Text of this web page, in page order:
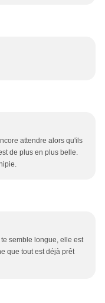
attendre alors qu'ils
de plus en plus belle.
semble longue, elle est
que tout est déjà prêt